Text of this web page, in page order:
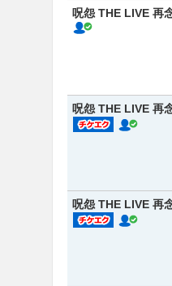
呪怨 THE LIVE 再
呪怨 THE LIVE 再
呪怨 THE LIVE 再